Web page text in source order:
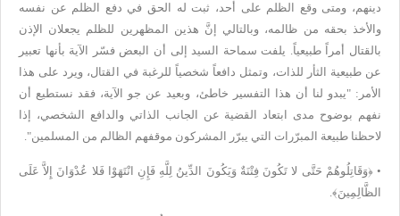
دينهم، ومتى وقع الظلم على أحد، ثبت له الحق في دفع الظلم عن نفسه
والأخذ بحقه من ظالمه، وبالتالي إنَّ هذين المظهرين للظلم يجعلان الإذن
بالقتال أمراً
طبيعياً. يلفت سماحة السيد إلى أن البعض فسّر الآية بأنها تعبير
عن طبيعية
الثأر للذات، وتمثل دافعاً شخصياً للرغبة في القتال، ويرد على هذا
الأمر : "يبدو لنا أن هذا التفسير خاطئ، وبعيد عن جو الآية، فقد نستطيع أن
نفهم بوضوح مدى ابتعاد القضية عن الجانب الذاتي والدافع الشخصي، إذا
لاحظنا طبيعة المبرّرات التي يبرّر المشركون موقفهم الظالم من المسلمين".
•﴿وَقَاتِلُوهُمْ حَتَّى لا تَكُونَ فِتْنَةٌ وَيَكُونَ الدِّينُ لِلَّهِ فَإِنِ انْتَهَوْا فَلا عُدْوَانَ إِلاَّ عَلَى
الظَّالِمِينَ﴾